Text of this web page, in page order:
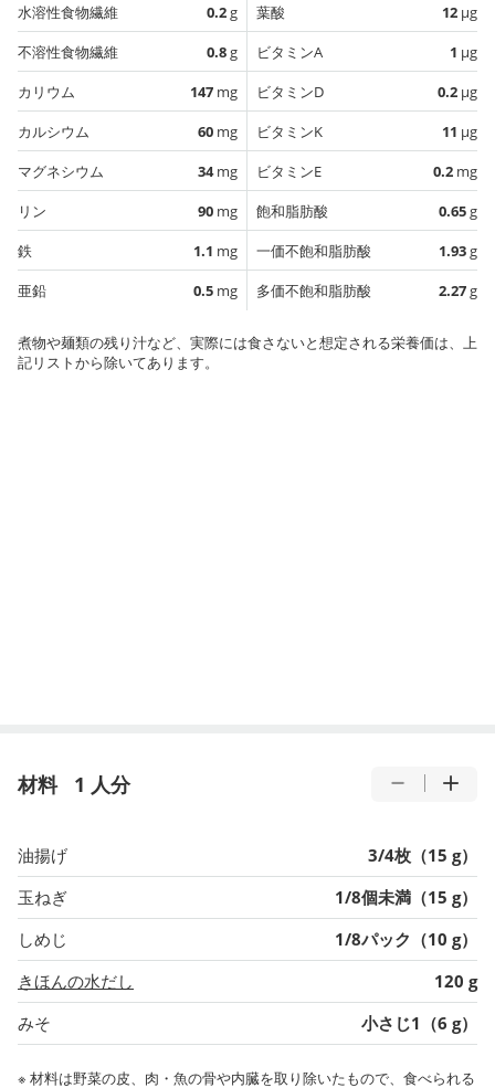
水溶性食物繊維
0.2g
不溶性食物繊維
0.8g
カリウム
147 mg
カルシウム
60 mg
マグネシウム
34mg
リン
90 mg
鉄
1.1 mg
亜鉛
0.5 mg
葉酸
12 µg
ビタミンA
1 µg
ビタミンD
0.2 µg
ビタミンK
11 µg
ビタミンE
0.2 mg
飽和脂肪酸
0.65g
一価不飽和脂肪酸
1.93g
多価不飽和脂肪酸
2.27g
煮物や麺類の残り汁など、実際には食さないと想定される栄養価は、上
記リストから除いてあります。
材料 1 人分
油揚げ
3/4枚（15 g）
玉ねぎ
1/8個未満（15 g）
しめじ
1/8パック（10 g）
きほんの水だし
120 g
みそ
小さじ1（6 g）
※ 材料は野菜の皮、肉・魚の骨や内臓を取り除いたもので、食べられる